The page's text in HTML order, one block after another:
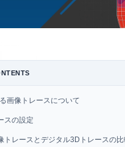
画像トレースについて
スの設定
トレースとデジタル3Dトレースの比